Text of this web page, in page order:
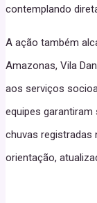
contemplando
A ação também
Amazonas, Vila
aos serviços
equipes
chuvas registradas
orientação,